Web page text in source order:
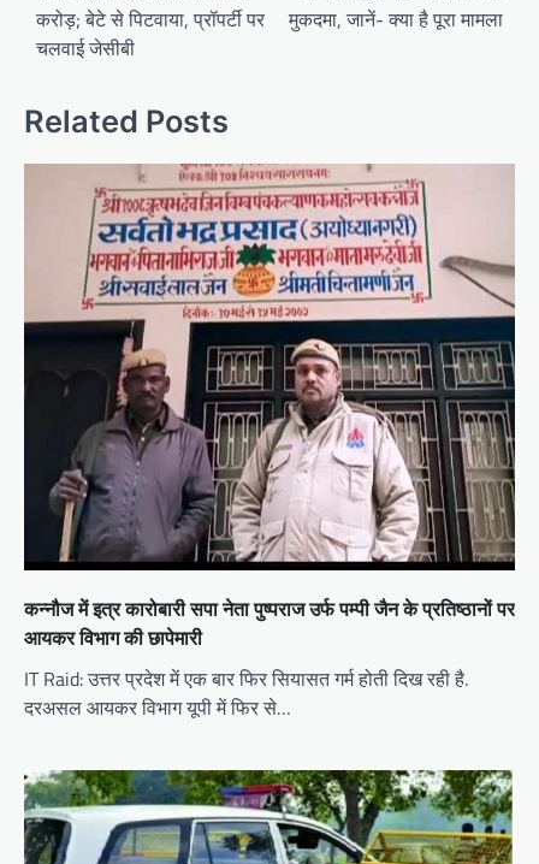
a
i
n
करोड़; बेटे से पिटवाया, प्रॉपर्टी पर
चलवाई जेसीबी
मुकदमा, जानें- क्या है पूरा मामला
Related Posts
कन्नौज में इत्र कारोबारी सपा नेता पुष्पराज उर्फ पम्पी जैन के प्रतिष्ठानों पर
आयकर विभाग की छापेमारी
IT Raid: उत्तर प्रदेश में एक बार फिर सियासत गर्म होती दिख रही है.
दरअसल आयकर विभाग यूपी में फिर से…